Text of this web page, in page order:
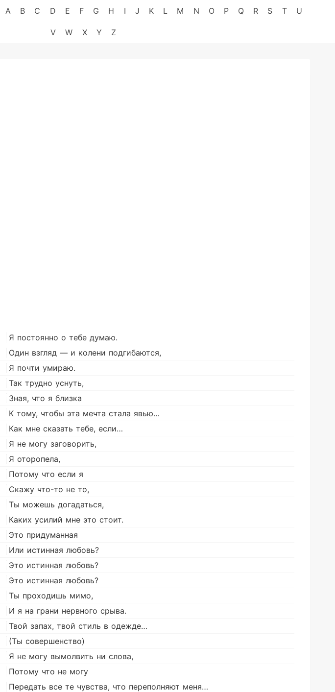
A B C D E F G H I J K L M N O P Q R S T U
V W X Y Z
Я постоянно о тебе думаю.
Один взгляд — и колени подгибаются,
Я почти умираю.
Так трудно уснуть,
Зная, что я близка
К тому, чтобы эта мечта стала явью…
Как мне сказать тебе, если…
Я не могу заговорить,
Я оторопела,
Потому что если я
Скажу что-то не то,
Ты можешь догадаться,
Каких усилий мне это стоит.
Это придуманная
Или истинная любовь?
Это истинная любовь?
Это истинная любовь?
Ты проходишь мимо,
И я на грани нервного срыва.
Твой запах, твой стиль в одежде…
(Ты совершенство)
Я не могу вымолвить ни слова,
Потому что не могу
Передать все те чувства, что переполняют меня…